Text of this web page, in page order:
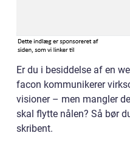
Er du i besiddelse af en
facon kommunikerer
visioner – men mangler
skal flytte nålen? Så bør
skribent.